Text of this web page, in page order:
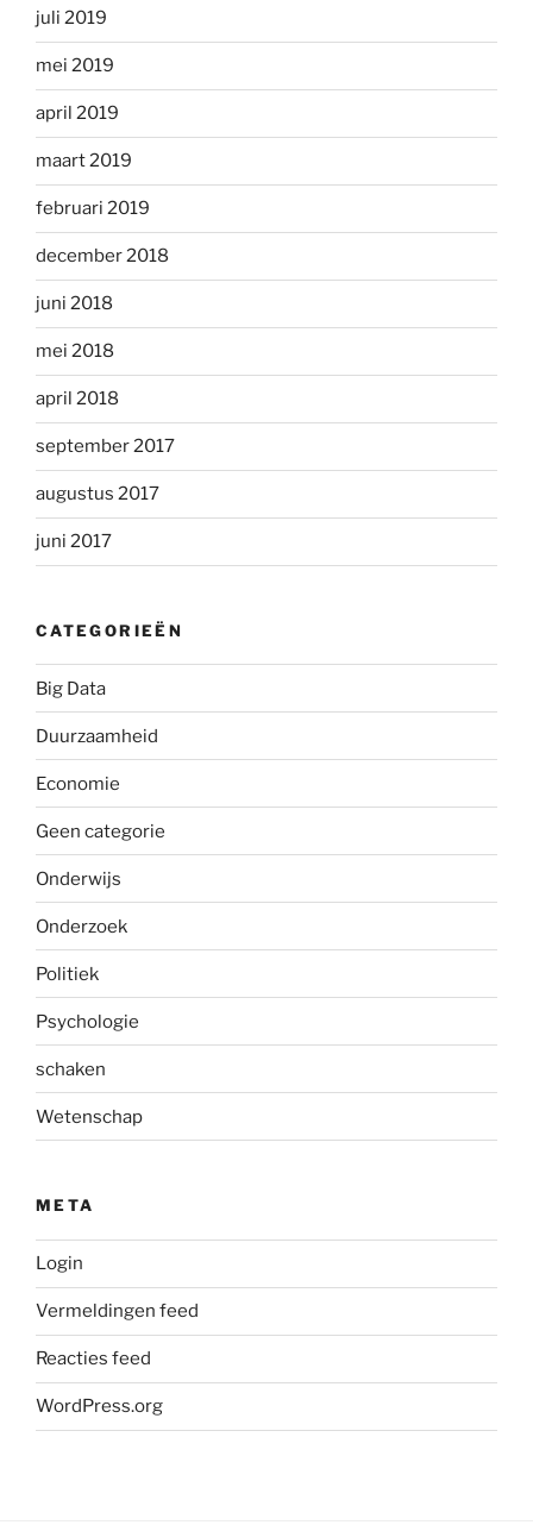
juli 2019
mei 2019
april 2019
maart 2019
februari 2019
december 2018
juni 2018
mei 2018
april 2018
september 2017
augustus 2017
juni 2017
CATEGORIEËN
Big Data
Duurzaamheid
Economie
Geen categorie
Onderwijs
Onderzoek
Politiek
Psychologie
schaken
Wetenschap
META
Login
Vermeldingen feed
Reacties feed
WordPress.org